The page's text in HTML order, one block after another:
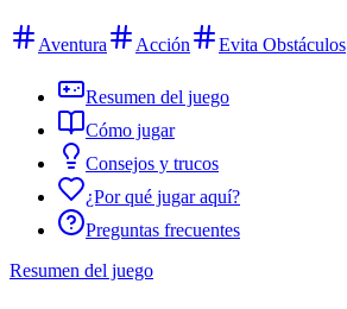
Aventura Acción Evita Obstáculos
Resumen del juego
Cómo jugar
Consejos y trucos
¿Por qué jugar aquí?
Preguntas frecuentes
Resumen del juego